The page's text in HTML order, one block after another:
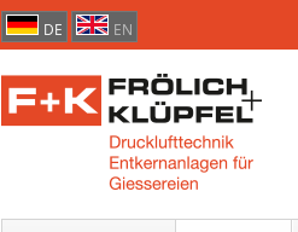
DE EN